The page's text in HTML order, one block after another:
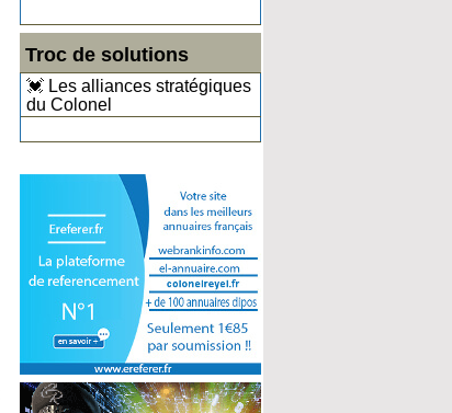
Troc de solutions
💓 Les alliances stratégiques
du Colonel